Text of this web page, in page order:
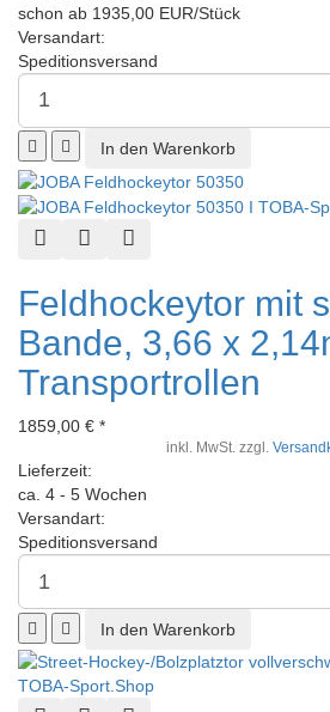
schon ab 1935,00 EUR/Stück
Versandart:
Speditionsversand
Feldhockeytor mit
Bande, 3,66 x
Transportrollen
1859,00 € *
inkl. MwSt. zzgl.
Lieferzeit:
ca. 4 - 5 Wochen
Versandart:
Speditionsversand